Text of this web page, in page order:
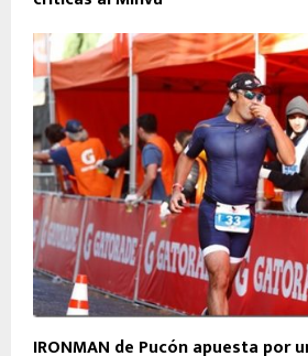
IRONMAN de Pucón apuesta por